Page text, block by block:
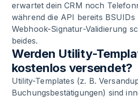
erwartet dein CRM noch
während die API bereits
Webhook-Signatur-Validierung
beides.
Werden Utility-
kostenlos versendet?
Utility-Templates (z. B.
Buchungsbestätigungen) sind